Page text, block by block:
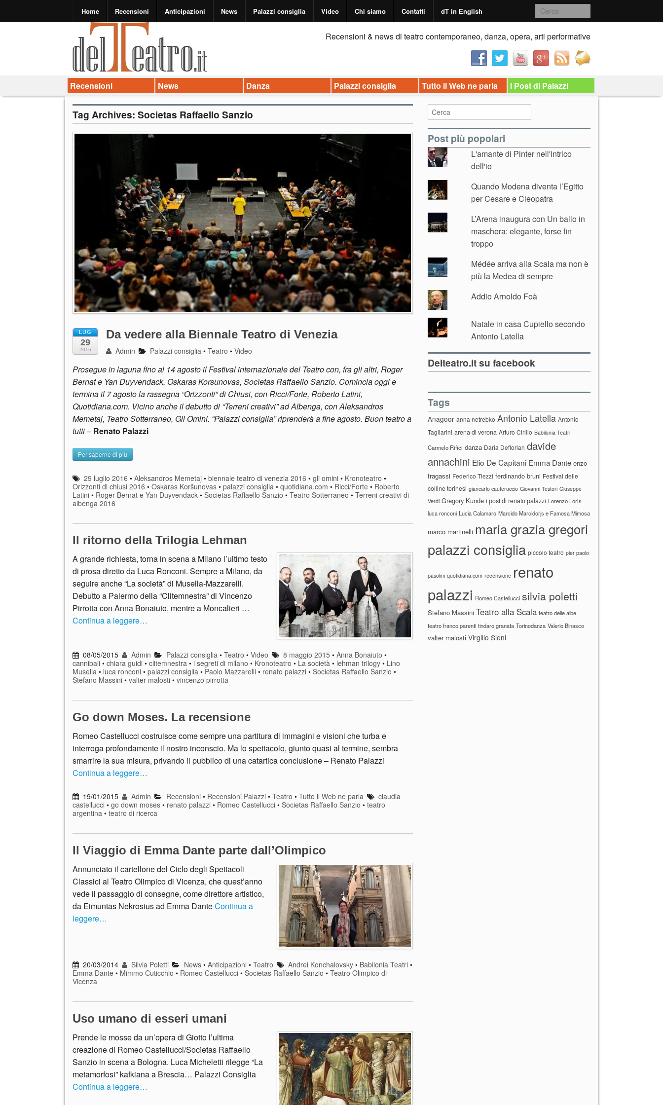
Home Recensioni Anticipazioni News Palazzi consiglia Video Chi siamo Contatti dT in English
Recensioni & news di teatro contemporaneo, danza, opera, arti performative
Recensioni News Danza Palazzi consiglia Tutto il Web ne parla I Post di Palazzi
Tag Archives: Societas Raffaello Sanzio
LUG
29
2016
Da vedere alla Biennale Teatro di Venezia
Admin Palazzi consiglia •Teatro •Video
Prosegue in laguna fino al 14 agosto il Festival internazionale del Teatro con, fra gli altri, Roger
Bernat e Yan Duyvendack, Oskaras Korsunovas, Socìetas Raffaello Sanzio. Comincia oggi e
termina il 7 agosto la rassegna “Orizzonti” di Chiusi, con Ricci/Forte, Roberto Latini,
Quotidiana.com. Vicino anche il debutto di “Terreni creativi” ad Albenga, con Aleksandros
Memetaj, Teatro Sotterraneo, Gli Omini. “Palazzi consiglia” riprenderà a fine agosto. Buon teatro a
tutti –Renato Palazzi
Per saperne di più
29 luglio 2016 •Aleksandros Memetaj •biennale teatro di venezia 2016 •gli omini • Kronoteatro •
Orizzonti di chiusi 2016 • Oskaras Koršunovas • palazzi consiglia • quotidiana.com • Ricci/Forte • Roberto
Latini • Roger Bernat e Yan Duyvendack • Societas Raffaello Sanzio • Teatro Sotterraneo • Terreni creativi di
albenga 2016
Il ritorno della Trilogia Lehman
A grande richiesta, torna in scena a Milano l’ultimo testo
di prosa diretto da Luca Ronconi. Sempre a Milano, da
seguire anche “La società” di Musella-Mazzarelli.
Debutto a Palermo della “Clitemnestra” di Vincenzo
Pirrotta con Anna Bonaiuto, mentre a Moncalieri …
Continua a leggere…
08/05/2015 Admin Palazzi consiglia • Teatro • Video 8 maggio 2015 • Anna Bonaiuto •
cannibali • chiara guidi • clitemnestra • i segreti di milano • Kronoteatro • La società • lehman trilogy • Lino
Musella • luca ronconi • palazzi consiglia • Paolo Mazzarelli • renato palazzi • Societas Raffaello Sanzio •
Stefano Massini • valter malosti • vincenzo pirrotta
Go down Moses. La recensione
Romeo Castellucci costruisce come sempre una partitura di immagini e visioni che turba e
interroga profondamente il nostro inconscio. Ma lo spettacolo, giunto quasi al termine, sembra
smarrire la sua misura, privando il pubblico di una catartica conclusione – Renato Palazzi
Continua a leggere…
19/01/2015 Admin Recensioni• Recensioni Palazzi• Teatro • Tutto il Web ne parla
claudia
castellucci • go down moses • renato palazzi • Romeo Castellucci • Societas Raffaello Sanzio • teatro
argentina • teatro di ricerca
Il Viaggio di Emma Dante parte dall’Olimpico
Annunciato il cartellone del Ciclo degli Spettacoli
Classici al Teatro Olimpico di Vicenza, che quest’anno
vede il passaggio di consegne, come direttore artistico,
da Eimuntas Nekrosius ad Emma DanteContinua a
leggere…
20/03/2014 Silvia Poletti News• Anticipazioni• Teatro Andrei Konchalovsky• Babilonia Teatri•
Emma Dante • Mimmo Cuticchio • Romeo Castellucci • Societas Raffaello Sanzio • Teatro Olimpico di
Vicenza
Uso umano di esseri umani
Prende le mosse da un’opera di Giotto l’ultima
creazione di Romeo Castellucci/Socìetas Raffaello
Sanzio in scena a Bologna. Luca Micheletti rilegge “La
metamorfosi” kafkiana a Brescia… Palazzi Consiglia
Continua a leggere…
Post più popolari
L'amante di Pinter nell'intrico
dell'io
Quando Modena diventa l’Egitto
per Cesare e Cleopatra
L’Arena inaugura con Un ballo in
maschera: elegante, forse fin
troppo
Médée arriva alla Scala ma non è
più la Medea di sempre
Addio Arnoldo Foà
Natale in casa Cupiello secondo
Antonio Latella
Delteatro.it su facebook
Tags
Anagoor anna netrebko Antonio Latella Antonio
Tagliarini arena di verona Arturo Cirillo Babilonia Teatri
Carmelo Rifici danza Daria Deflorian davide
annachini Elio De Capitani Emma Dante enzo
fragassi Federico Tiezzi ferdinando bruni Festival delle
colline torinesi giancarlo cauteruccio Giovanni Testori Giuseppe
Verdi Gregory Kunde i post di renato palazzi Lorenzo Loris
luca ronconi Lucia Calamaro Marcido Marcidorjs e Famosa Mimosa
marco martinelli maria grazia gregori
palazzi consiglia piccolo teatro pier paolo
pasolini quotidiana.com recensione renato
palazzi Romeo Castellucci silvia poletti
Stefano Massini Teatro alla Scala teatro delle albe
teatro franco parenti tindaro granata Torinodanza Valerio Binasco
valter malosti Virgilio Sieni